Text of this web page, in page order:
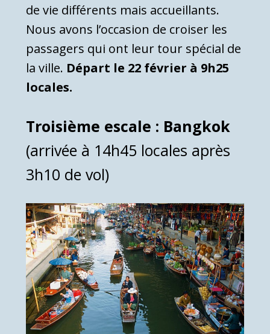
de vie différents mais accueillants.
Nous avons l’occasion de croiser les
passagers qui ont leur tour spécial de
la ville. Départ le 22 février à 9h25
locales.
Troisième escale : Bangkok
(arrivée à 14h45 locales après
3h10 de vol)